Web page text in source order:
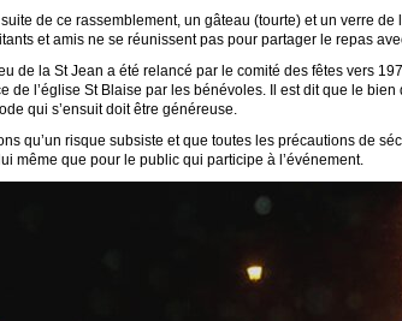
de ce rassemblement, un gâteau (tourte) et un verre de
et amis ne se réunissent pas pour partager le repas
de la St Jean a été relancé par le comité des fêtes vers
de l’église St Blaise par les bénévoles. Il est dit que le bien
qui s’ensuit doit être généreuse.
qu’un risque subsiste et que toutes les précautions de
même que pour le public qui participe à l’événement.